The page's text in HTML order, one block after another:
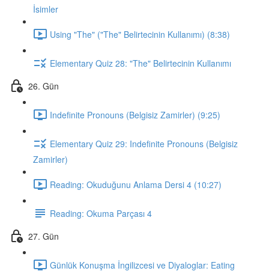
İsimler
Using "The" ("The" Belirtecinin Kullanımı) (8:38)
Elementary Quiz 28: "The" Belirtecinin Kullanımı
26. Gün
Indefinite Pronouns (Belgisiz Zamirler) (9:25)
Elementary Quiz 29: Indefinite Pronouns (Belgisiz
Zamirler)
Reading: Okuduğunu Anlama Dersi 4 (10:27)
Reading: Okuma Parçası 4
27. Gün
Günlük Konuşma İngilizcesi ve Diyaloglar: Eating